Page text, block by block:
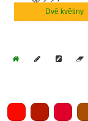
Dvě květiny